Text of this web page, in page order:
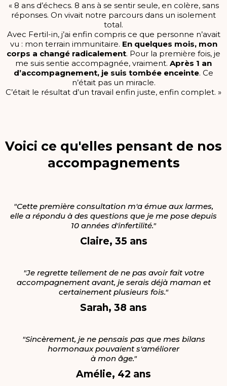
« 8 ans d’échecs. 8 ans à se sentir seule, en colère, sans
réponses. On vivait notre parcours dans un isolement
total.
Avec Fertil-in, j’ai enfin compris ce que personne n’avait
vu : mon terrain immunitaire. En quelques mois, mon
corps a changé radicalement. Pour la première fois, je
me suis sentie accompagnée, vraiment. Après 1 an
d’accompagnement, je suis tombée enceinte. Ce
n’était pas un miracle.
C’était le résultat d’un travail enfin juste, enfin complet. »
Voici ce qu'elles pensant de nos
accompagnements
"Cette première consultation m'a émue aux larmes,
elle a répondu à des questions que je me pose depuis
10 années d'infertilité."
Claire, 35 ans
"Je regrette tellement de ne pas avoir fait votre
accompagnement avant, je serais déjà maman et
certainement plusieurs fois."
Sarah, 38 ans
"Sincèrement, je ne pensais pas que mes bilans
hormonaux pouvaient s'améliorer
à mon âge."
Amélie, 42 ans